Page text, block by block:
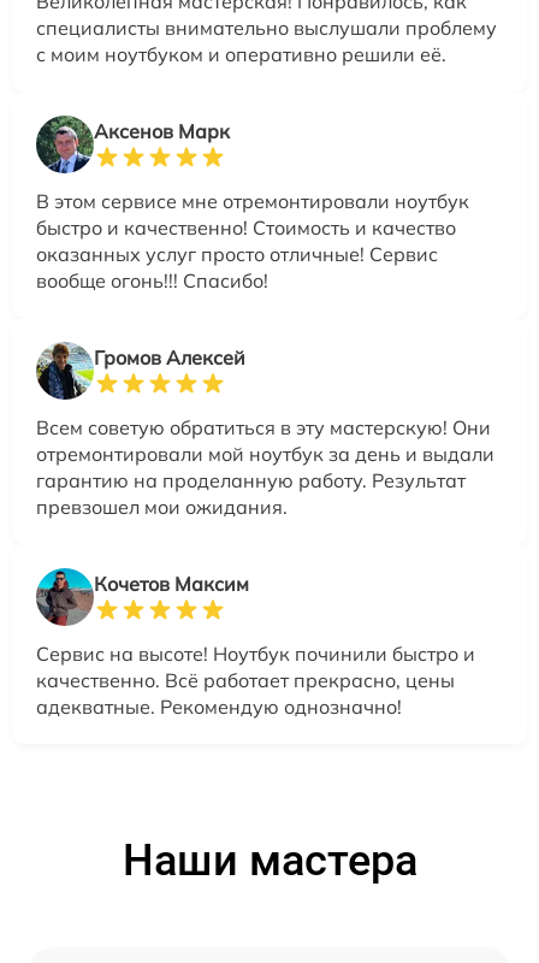
специалисты внимательно выслушали проблему
с моим ноутбуком и оперативно решили её.
Аксенов Марк
В этом сервисе мне отремонтировали ноутбук
быстро и качественно! Стоимость и качество
оказанных услуг просто отличные! Сервис
вообще огонь!!! Спасибо!
Громов Алексей
Всем советую обратиться в эту мастерскую! Они
отремонтировали мой ноутбук за день и выдали
гарантию на проделанную работу. Результат
превзошел мои ожидания.
Кочетов Максим
Сервис на высоте! Ноутбук починили быстро и
качественно. Всё работает прекрасно, цены
адекватные. Рекомендую однозначно!
Наши мастера